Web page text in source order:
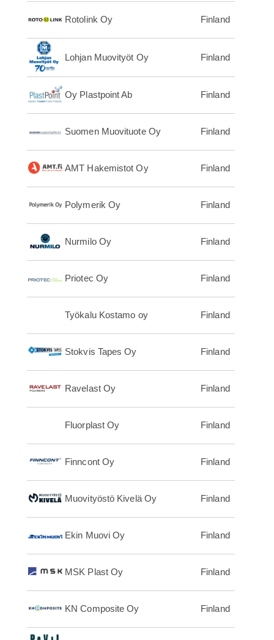
Rotolink Oy Finland
Lohjan Muovityöt Oy Finland
Oy Plastpoint Ab Finland
Suomen Muovituote Oy Finland
AMT Hakemistot Oy Finland
Polymerik Oy Finland
Nurmilo Oy Finland
Priotec Oy Finland
Työkalu Kostamo oy Finland
Stokvis Tapes Oy Finland
Ravelast Oy Finland
Fluorplast Oy Finland
Finncont Oy Finland
Muovityöstö Kivelä Oy Finland
Ekin Muovi Oy Finland
MSK Plast Oy Finland
KN Composite Oy Finland